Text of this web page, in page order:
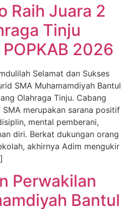
Raih Juara 2
Tinju
2026
Selamat dan Sukses
SMA Muhamamdiyah Bantul
Olahraga Tinju. Cabang
merupakan sarana positif
mental pemberani,
diri. Berkat dukungan orang
akhirnya Adim mengukir
Perwakilan
Bantul